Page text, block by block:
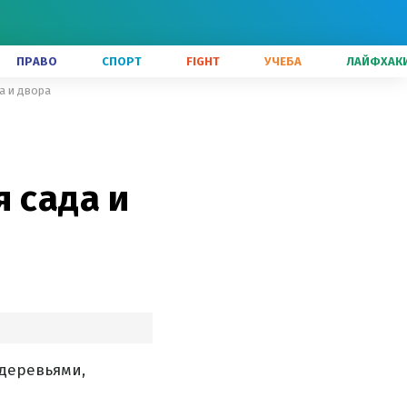
ПРАВО СПОРТ FIGHT УЧЕБА
и двора
сада и